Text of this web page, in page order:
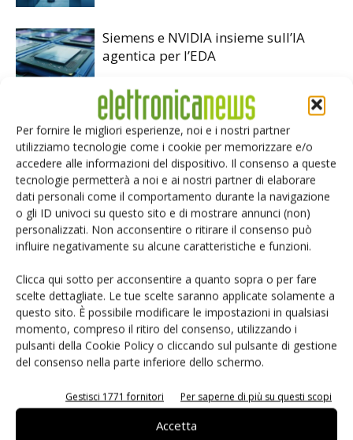
Per fornire le migliori esperienze, noi e i nostri partner
utilizziamo tecnologie come i cookie per memorizzare e/o
accedere alle informazioni del dispositivo. Il consenso a queste
tecnologie permetterà a noi e ai nostri partner di elaborare
dati personali come il comportamento durante la navigazione
o gli ID univoci su questo sito e di mostrare annunci (non)
personalizzati. Non acconsentire o ritirare il consenso può
influire negativamente su alcune caratteristiche e funzioni.
Clicca qui sotto per acconsentire a quanto sopra o per fare
scelte dettagliate. Le tue scelte saranno applicate solamente a
questo sito. È possibile modificare le impostazioni in qualsiasi
momento, compreso il ritiro del consenso, utilizzando i
pulsanti della Cookie Policy o cliccando sul pulsante di gestione
del consenso nella parte inferiore dello schermo.
Gestisci 1771 fornitori Per saperne di più su questi scopi
Accetta
Siemens e NVIDIA insieme sull’IA
agentica per l’EDA
LASCIA UN COMMENTO